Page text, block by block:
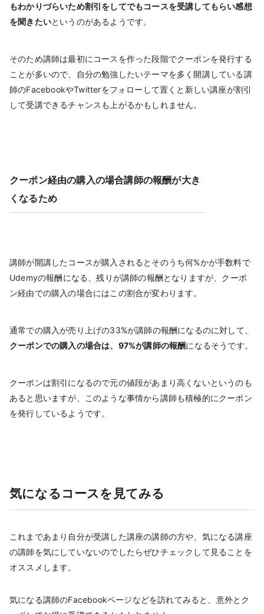
もわかりづらいため割引をしてでもコースを受講してもらい感想
を聞きたいというのがあるようです。
そのため講師は最初にコースを作った段階でクーポンを発行する
ことが多いので、自分の勉強したいテーマを多く開講している講
師のFacebookやTwitterをフォローして置くと新しい講座が割引
して受講できるチャンスも上がるかもしれません。
クーポン経由の購入の場合講師の報酬が大き
くなるため
講師が開講したコースが購入されるとそのうち何%かが手数料で
Udemyの報酬になる、残りが講師の報酬となりますが、クーポ
ン経由での購入の場合にはこの割合が変わります。
通常での購入が売り上げの33%が講師の報酬になるのに対して、
クーポンでの購入の場合は、97%が講師の報酬になるそうです。
クーポンは割引になるので元の値段があまり高くないというのも
あると思いますが、このような事情から講師も積極的にクーポン
を発行しているようです。
気になるコースを見てみる
これまであまり自分が受講した講座の講師の方や、気になる講座
の講師を気にしていないのでしたらぜひチェックして見ることを
オススメします。
気になる講師のFacebookページなどを訪れてみると、意外とク